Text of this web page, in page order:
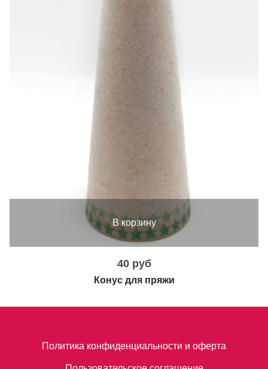
В корзину
40 руб
Конус для пряжи
Политика конфиденциальности и оферта